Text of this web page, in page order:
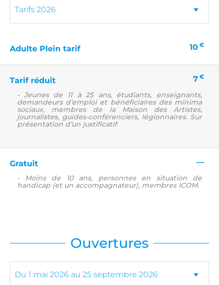
Adulte Plein tarif 10 €
Tarif réduit 7 €
• Jeunes de 11 à 25 ans, étudiants, enseignants,
demandeurs d’emploi et bénéficiaires des minima
sociaux, membres de la Maison des Artistes,
journalistes, guides-conférenciers, légionnaires. Sur
présentation d’un justificatif
Gratuit —
• Moins de 10 ans, personnes en situation de
handicap (et un accompagnateur), membres ICOM.
Ouvertures